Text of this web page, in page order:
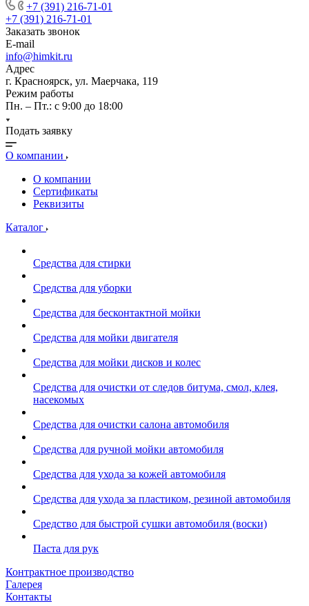
+7 (391) 216-71-01
+7 (391) 216-71-01
Заказать звонок
E-mail
info@himkit.ru
Адрес
г. Красноярск, ул. Маерчака, 119
Режим работы
Пн. – Пт.: с 9:00 до 18:00
Подать заявку
О компании
О компании
Сертификаты
Реквизиты
Каталог
Средства для стирки
Средства для уборки
Средства для бесконтактной мойки
Средства для мойки двигателя
Средства для мойки дисков и колес
Средства для очистки от следов битума, смол, клея,
насекомых
Средства для очистки салона автомобиля
Средства для ручной мойки автомобиля
Средства для ухода за кожей автомобиля
Средства для ухода за пластиком, резиной автомобиля
Средство для быстрой сушки автомобиля (воски)
Паста для рук
Контрактное производство
Галерея
Контакты